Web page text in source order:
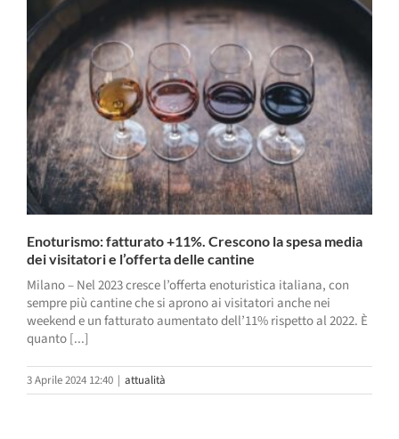
Enoturismo: fatturato +11%. Crescono la spesa media
dei visitatori e l’offerta delle cantine
Milano – Nel 2023 cresce l’offerta enoturistica italiana, con
sempre più cantine che si aprono ai visitatori anche nei
weekend e un fatturato aumentato dell’11% rispetto al 2022. È
quanto [...]
3 Aprile 2024 12:40 | attualità